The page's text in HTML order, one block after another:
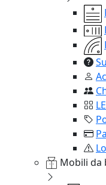
Mobili da